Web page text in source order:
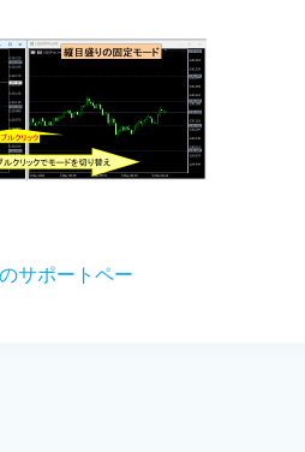
サポートペー